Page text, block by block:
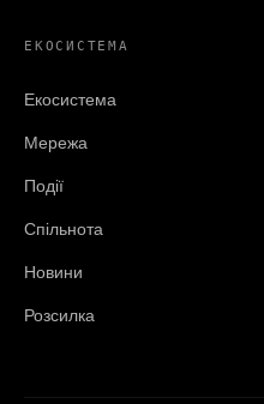
ЕКОСИСТЕМА
Екосистема
Мережа
Події
Спільнота
Новини
Розсилка